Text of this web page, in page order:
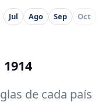
Jul Ago Sep
Oct
de cada país